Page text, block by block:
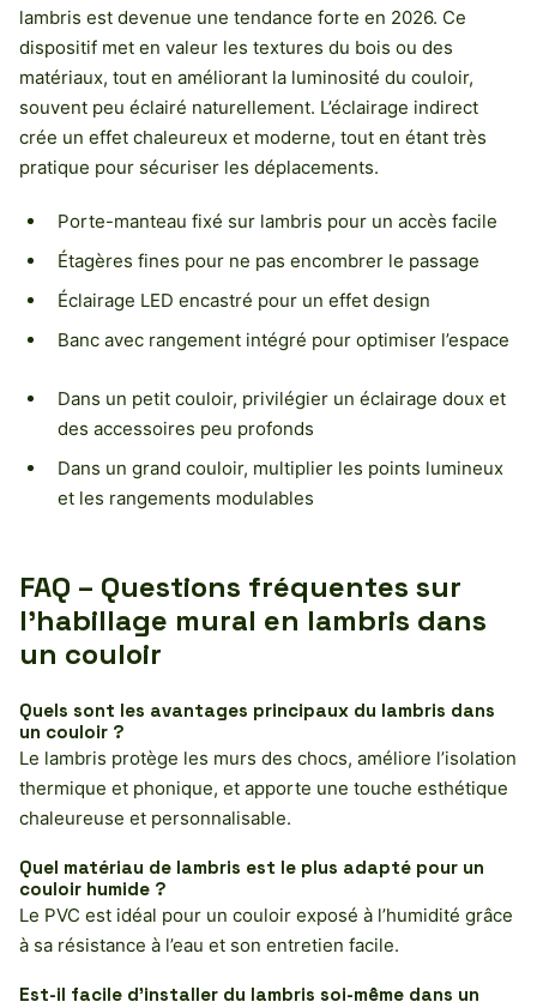
lambris est devenue une tendance forte en 2026. Ce
dispositif met en valeur les textures du bois ou des
matériaux, tout en améliorant la luminosité du couloir,
souvent peu éclairé naturellement. L’éclairage indirect
crée un effet chaleureux et moderne, tout en étant très
pratique pour sécuriser les déplacements.
Porte-manteau fixé sur lambris pour un accès facile
Étagères fines pour ne pas encombrer le passage
Éclairage LED encastré pour un effet design
Banc avec rangement intégré pour optimiser l’espace
Dans un petit couloir, privilégier un éclairage doux et
des accessoires peu profonds
Dans un grand couloir, multiplier les points lumineux
et les rangements modulables
FAQ – Questions fréquentes sur
l’habillage mural en lambris dans
un couloir
Quels sont les avantages principaux du lambris dans
un couloir ?
Le lambris protège les murs des chocs, améliore l’isolation
thermique et phonique, et apporte une touche esthétique
chaleureuse et personnalisable.
Quel matériau de lambris est le plus adapté pour un
couloir humide ?
Le PVC est idéal pour un couloir exposé à l’humidité grâce
à sa résistance à l’eau et son entretien facile.
Est-il facile d’installer du lambris soi-même dans un